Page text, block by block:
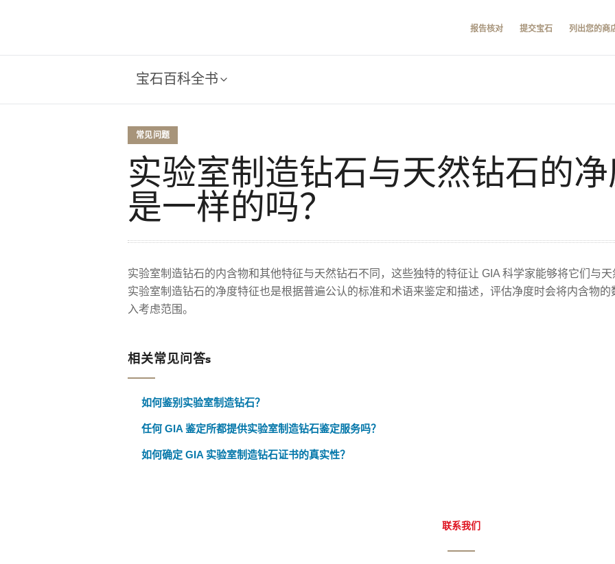
报告核对 提交宝石 列出您的商
宝石百科全书
常见问题
实验室制造钻石与天然钻石的
是一样的吗？
实验室制造钻石的内含物和其他特征与天然钻石不同，这些独特的特征让 GIA 科学家能够将它们与
实验室制造钻石的净度特征也是根据普遍公认的标准和术语来鉴定和描述，评估净度时会将内含物
入考虑范围。
相关常见问答s
如何鉴别实验室制造钻石？
任何 GIA 鉴定所都提供实验室制造钻石鉴定服务吗？
如何确定 GIA 实验室制造钻石证书的真实性？
联系我们